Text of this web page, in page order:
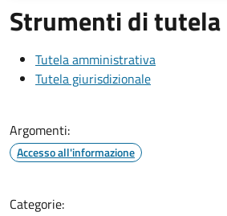
Strumenti di tutela
Tutela amministrativa
Tutela giurisdizionale
Argomenti:
Accesso all'informazione
Categorie: